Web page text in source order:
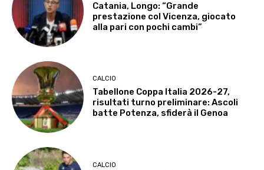
Catania, Longo: “Grande
prestazione col Vicenza, giocato
alla pari con pochi cambi”
CALCIO
Tabellone Coppa Italia 2026-27,
risultati turno preliminare: Ascoli
batte Potenza, sfiderà il Genoa
CALCIO